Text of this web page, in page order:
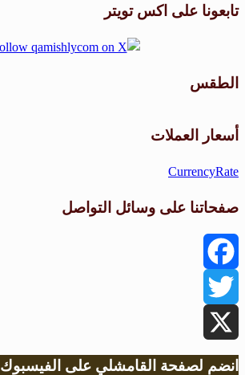
تابعونا على اكس تويتر
الطقس
أسعار العملات
CurrencyRate
صفحاتنا على وسائل التواصل
Facebook
Twitter
X
انضم لصفحة القامشلي على الفيسبوك